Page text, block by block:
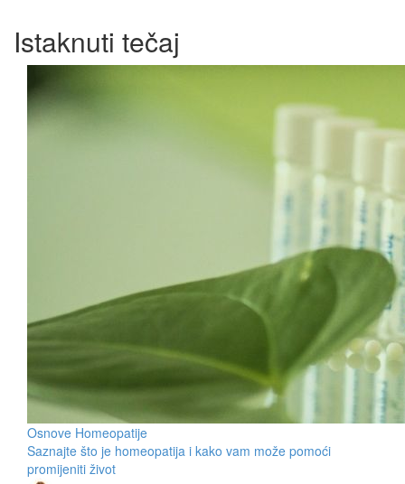
Istaknuti tečaj
Osnove Homeopatije
Saznajte što je homeopatija i kako vam može pomoći
promijeniti život